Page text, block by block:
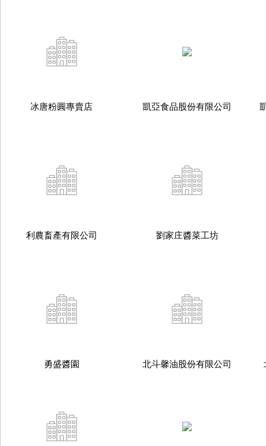
冰唐粉圓專賣店 凱亞食品股份有限公司
利農畜產有限公司 劉家庄醬菜工坊
勇盛醬園 北斗馨油股份有限公司